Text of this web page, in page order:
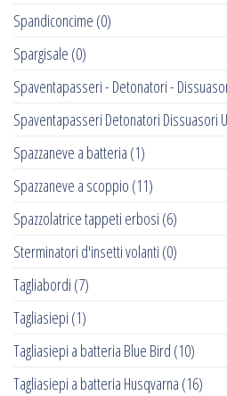
Spandiconcime (0)
Spargisale (0)
Spaventapasseri - Detonatori -
Spaventapasseri Detonatori Dissuasori
Spazzaneve a batteria (1)
Spazzaneve a scoppio (11)
Spazzolatrice tappeti erbosi (6)
Sterminatori d'insetti volanti (0)
Tagliabordi (7)
Tagliasiepi (1)
Tagliasiepi a batteria Blue Bird (10)
Tagliasiepi a batteria Husqvarna (16)